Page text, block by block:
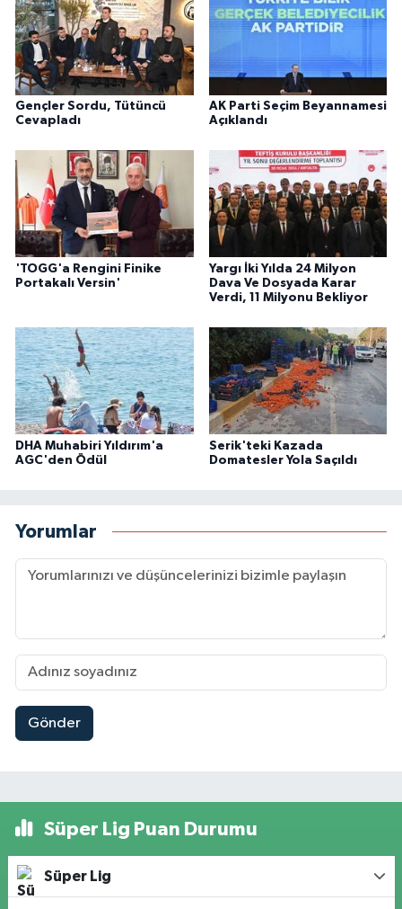
Gençler Sordu, Tütüncü
Cevapladı
AK Parti Seçim Beyannamesi
Açıklandı
'TOGG'a Rengini Finike
Portakalı Versin'
Yargı İki Yılda 24 Milyon
Dava Ve Dosyada Karar
Verdi, 11 Milyonu Bekliyor
DHA Muhabiri Yıldırım'a
AGC'den Ödül
Serik'teki Kazada
Domatesler Yola Saçıldı
Yorumlar
Gönder
Süper Lig Puan Durumu
Süper Lig